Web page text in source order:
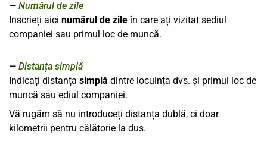
Numărul de zile
Inscrieți aici numărul de zileîn care ați vizitat sediul
companiei sau primul loc de muncă.
Distanța simplă
Indicați distanța simplă dintre locuința dvs. și primul loc de
muncă sau ediul companiei.
Vă rugăm să nu introduceți distanța dublă, ci doar
kilometrii pentru călătorie la dus.